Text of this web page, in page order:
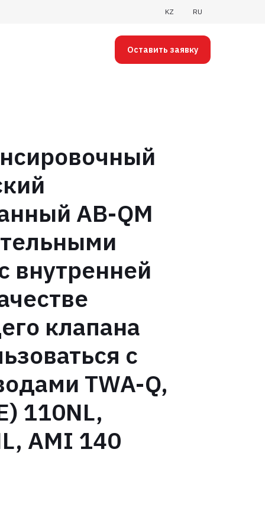
Оставить заявку
RU
KZ
AB-QM
внутренней
клапана
с
TWA-Q,
110NL,
AMI 140